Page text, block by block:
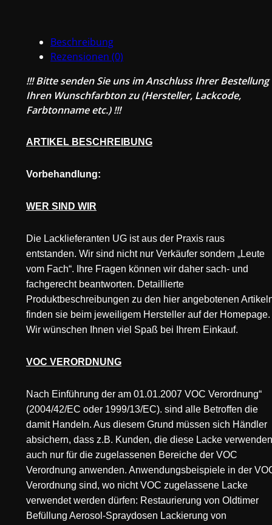
Readymix
#PM2319
Menge
Beschreibung
Rezensionen (0)
!!! Bitte senden Sie uns im Anschluss Ihrer Bestellung
Ihren Wunschfarbton zu (Hersteller, Lackcode,
Farbtonname etc.) !!!
ARTIKEL BESCHREIBUNG
Vorbehandlung:
WER SIND WIR
Die Lacklieferanten UG ist aus der Praxis raus
entstanden. Wir sind nicht nur Verkäufer sondern „Leute
vom Fach“. Ihre Fragen können wir daher sach- und
fachgerecht beantworten. Detaillierte
Produktbeschreibungen zu den hier angebotenen
finden sie beim jeweiligem Hersteller auf der Homepage.
Wir wünschen Ihnen viel Spaß bei Ihrem Einkauf.
VOC VERORDNUNG
Nach Einführung der am 01.01.2007 VOC Verordnung“
(2004/42/EC oder 1999/13/EC). sind alle Betroffen die
damit Handeln. Aus diesem Grund müssen sich Händler
absichern, dass z.B. Kunden, die diese Lacke
auch nur für die zugelassenen Bereiche der VOC
Verordnung anwenden. Anwendungsbeispiele in der
Verordnung sind, wo nicht VOC zugelassene Lacke
verwendet werden dürfen: Restaurierung von Oldtimer
Befüllung Aerosol-Spraydosen Lackierung von